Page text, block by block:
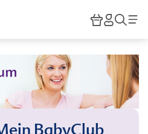
HiPP
BabyClub